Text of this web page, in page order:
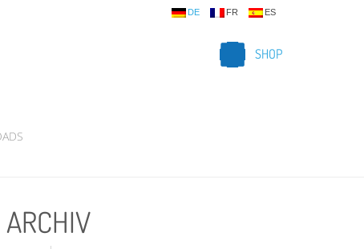
DE FR ES
SHOP
ARCHIV